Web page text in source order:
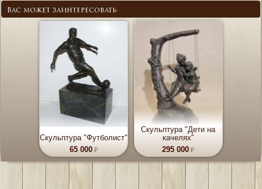
Вас может заинтересовать
Скульптура "Футболист"
65 000
Скульптура "Дети на
качелях"
295 000